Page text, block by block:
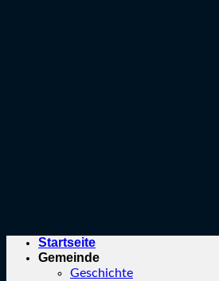
Startseite
Gemeinde
Geschichte